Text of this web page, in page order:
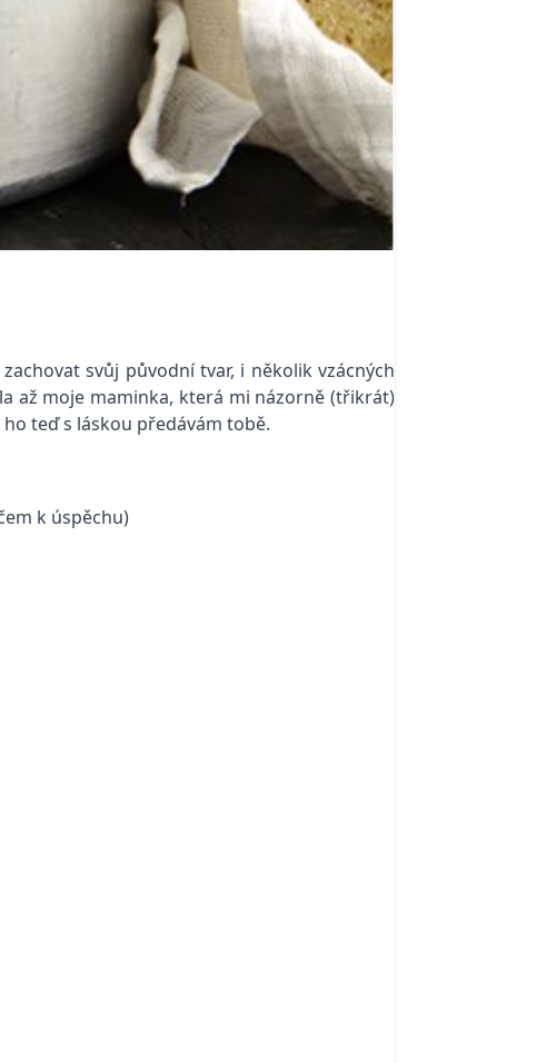
svůj původní tvar, i několik vzácných
až moje maminka, která mi názorně (třikrát)
teď s láskou předávám tobě.
k úspěchu)